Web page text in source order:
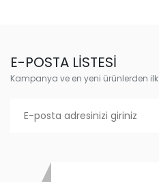
E-POSTA LİSTESİ
Kampanya ve en yeni ürünlerden